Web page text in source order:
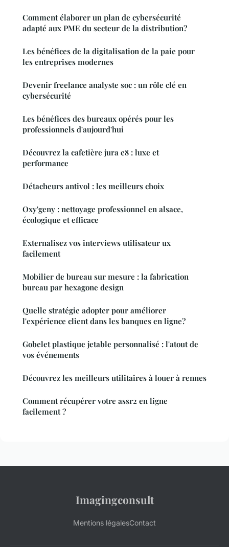
Comment élaborer un plan de cybersécurité
adapté aux PME du secteur de la distribution?
Les bénéfices de la digitalisation de la paie pour
les entreprises modernes
Devenir freelance analyste soc : un rôle clé en
cybersécurité
Les bénéfices des bureaux opérés pour les
professionnels d'aujourd'hui
Découvrez la cafetière jura e8 : luxe et
performance
Détacheurs antivol : les meilleurs choix
Oxy'geny : nettoyage professionnel en alsace,
écologique et efficace
Externalisez vos interviews utilisateur ux
facilement
Mobilier de bureau sur mesure : la fabrication
bureau par hexagone design
Quelle stratégie adopter pour améliorer
l'expérience client dans les banques en ligne?
Gobelet plastique jetable personnalisé : l'atout de
vos événements
Découvrez les meilleurs utilitaires à louer à rennes
Comment récupérer votre assr2 en ligne
facilement ?
Imagingconsult
Mentions légalesContact